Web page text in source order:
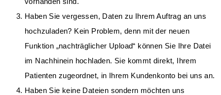
Haben Sie vergessen, Daten zu Ihrem Auftrag an uns
hochzuladen? Kein Problem, denn mit der neuen
Funktion „nachträglicher Upload“ können Sie Ihre Datei
im Nachhinein hochladen. Sie kommt direkt, Ihrem
Patienten zugeordnet, in Ihrem Kundenkonto bei uns an.
Haben Sie keine Dateien sondern möchten uns